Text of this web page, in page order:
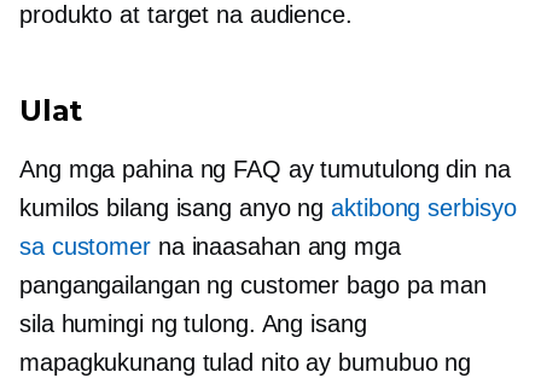
produkto at target na audience.
Ulat
Ang mga pahina ng FAQ ay tumutulong din na
kumilos bilang isang anyo ngaktibong serbisyo
sa customerna inaasahan ang mga
pangangailangan ng customer bago pa man
sila humingi ng tulong. Ang isang
mapagkukunang tulad nito ay bumubuo ng